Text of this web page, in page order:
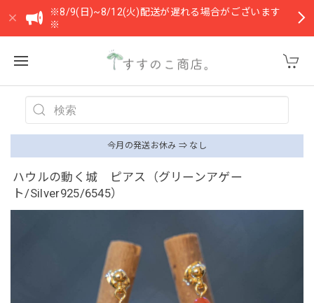
※8/9(日)~8/12(火)配送が遅れる場合がございます
※
今月の発送お休み ⇒ なし
ハウルの動く城 ピアス（グリーンアゲー
ト/Silver925/6545）